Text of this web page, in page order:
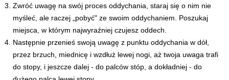
Zwróć uwagę na swój proces oddychania, staraj się o nim nie
myśleć, ale raczej „pobyć" ze swoim oddychaniem. Poszukaj
miejsca, w którym najwyraźniej czujesz oddech.
Następnie przenieś swoją uwagę z punktu oddychania w dół,
przez brzuch, miednicę i wzdłuż lewej nogi, aż twoja uwaga trafi
do stopy, i jeszcze dalej - do palców stóp, a dokładniej - do